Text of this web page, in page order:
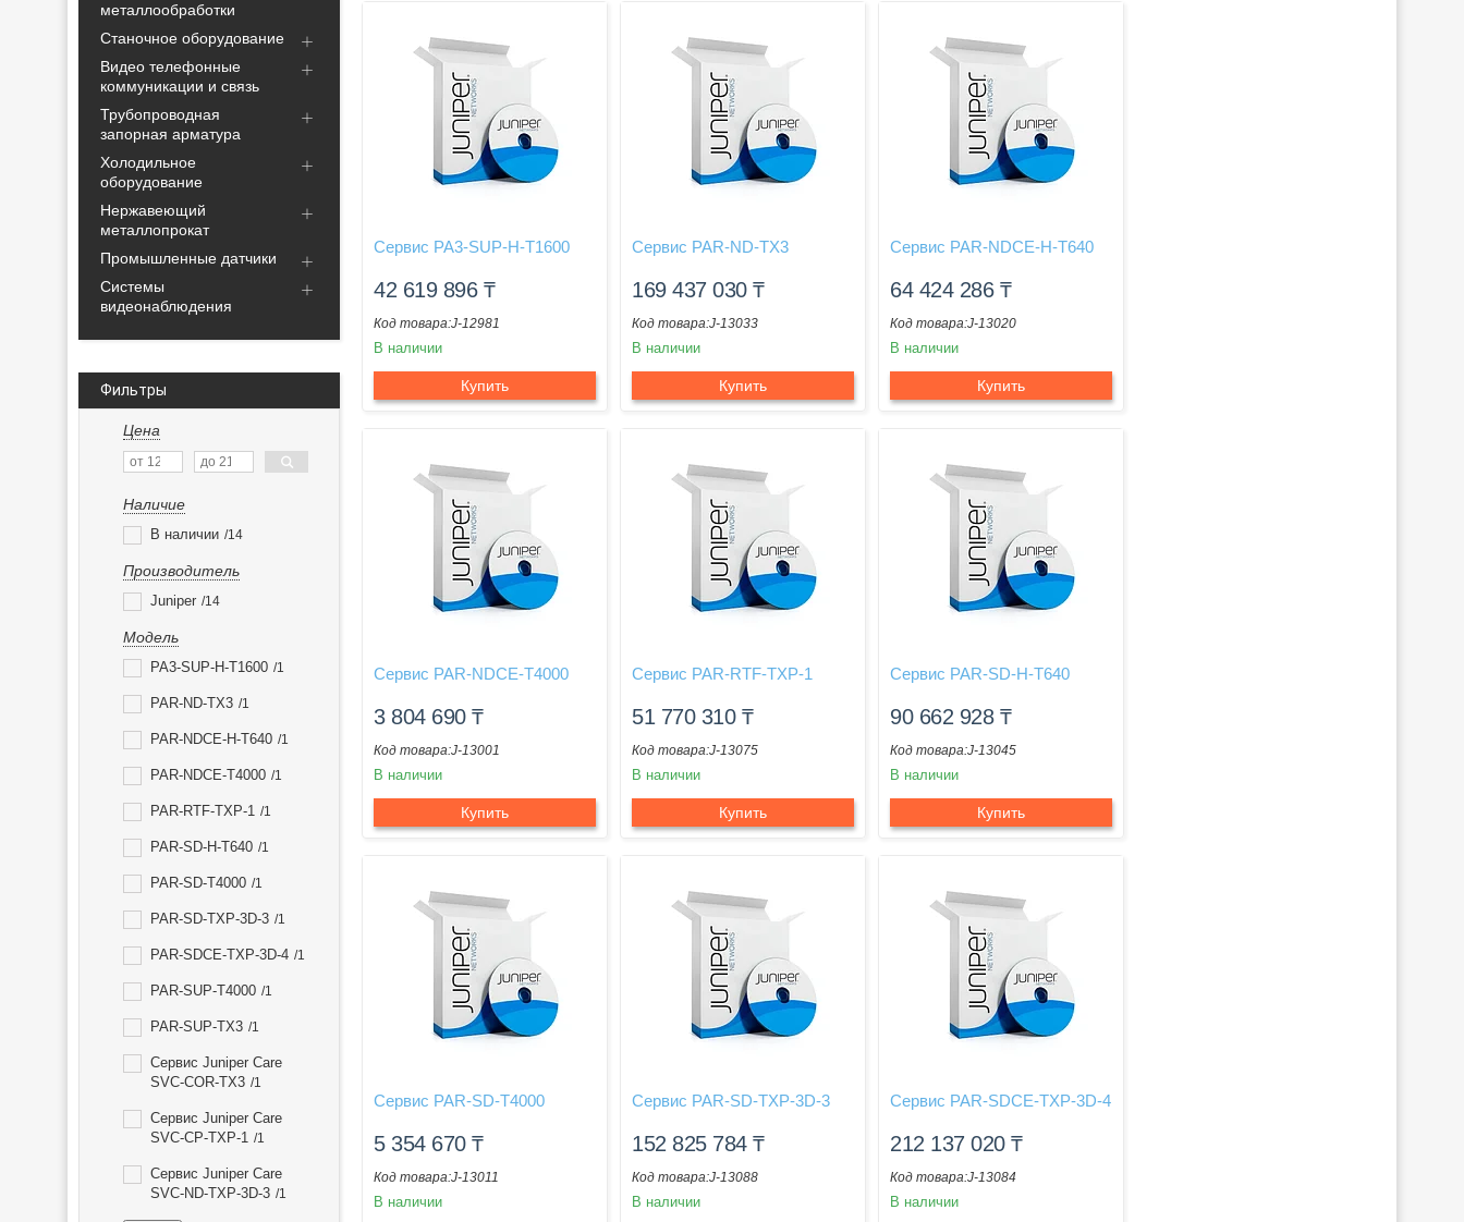
металлообработки
Станочное оборудование
Видео телефонные
коммуникации и связь
Трубопроводная
запорная арматура
Холодильное
оборудование
Нержавеющий
металлопрокат
Промышленные датчики
Системы
видеонаблюдения
Фильтры
Цена
Наличие
В наличии 14
Производитель
Juniper 14
Модель
PA3-SUP-H-T1600 1
PAR-ND-TX3 1
PAR-NDCE-H-T640 1
PAR-NDCE-T4000 1
PAR-RTF-TXP-1 1
PAR-SD-H-T640 1
PAR-SD-T4000 1
PAR-SD-TXP-3D-3 1
PAR-SDCE-TXP-3D-4 1
PAR-SUP-T4000 1
PAR-SUP-TX3 1
Сервис Juniper Care
SVC-COR-TX3 1
Сервис Juniper Care
SVC-CP-TXP-1 1
Сервис Juniper Care
SVC-ND-TXP-3D-3 1
Сервис PA3-SUP-H-T1600
42 619 896 ₸
J-12981
В наличии
Купить
Сервис PAR-ND-TX3
169 437 030₸
J-13033
В наличии
Купить
Сервис PAR-NDCE-H-T640
64 424 286 ₸
J-13020
В наличии
Купить
Сервис PAR-NDCE-T4000
3 804 690₸
J-13001
В наличии
Купить
Сервис PAR-RTF-TXP-1
51 770 310 ₸
J-13075
В наличии
Купить
Сервис PAR-SD-H-T640
90 662 928 ₸
J-13045
В наличии
Купить
Сервис PAR-SD-T4000
5 354 670₸
J-13011
В наличии
Сервис PAR-SD-TXP-3D-3
152 825 784₸
J-13088
В наличии
Сервис PAR-SDCE-TXP-3D-4
212 137 020₸
J-13084
В наличии